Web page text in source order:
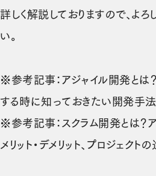
詳しく解説しておりますので、よ
い。
※参考記事： アジャイル開発とは
する時に知っておきたい開発手
※参考記事： スクラム開発とは？
メリット・デメリット、プロジェク